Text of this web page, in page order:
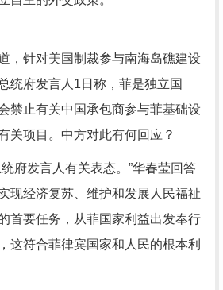
针对美国制裁参与南海岛礁建设
统府发言人1日称，菲是独立国
禁止有关中国承包商参与菲基础设
关项目。中方对此有何回应？
发言人有关表态。”华春莹回答
现经济复苏、维护和发展人民福祉
首要任务，从菲国家利益出发奉行
这符合菲律宾国家和人民的根本利